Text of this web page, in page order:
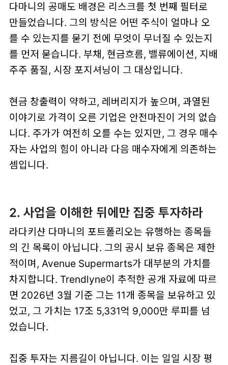
다마니의 공매도 배경은 리스크를 첫 번째 필터로
만들었습니다. 그의 방식은 어떤 주식이 얼마나 오
를 수 있는지를 묻기 전에 무엇이 무너질 수 있는지
를 먼저 묻습니다. 부채, 현금흐름, 밸류에이션, 지배
주주 품질, 시장 포지셔닝이 그 대상입니다.
현금 창출력이 약하고, 레버리지가 높으며, 과열된
이야기로 가격이 오른 기업은 안전마진이 거의 없습
니다. 주가가 여전히 오를 수는 있지만, 그 경우 매수
자는 사업의 힘이 아니라 다음 매수자에게 의존하는
셈입니다.
2. 사업을 이해한 뒤에만 집중 투자하라
라다키샨 다마니의 포트폴리오는 유행하는 종목들
의 긴 목록이 아닙니다. 그의 공시 보유 종목은 제한
적이며, Avenue Supermarts가 대부분의 가치를
차지합니다. Trendlyne이 추적한 공개 자료에 따르
면 2026년 3월 기준 그는 11개 종목을 보유하고 있
었고, 그 가치는 17조 5,331억 9,000만 루피를 넘
었습니다.
집중 투자는 지름길이 아닙니다. 이는 일일 시장 평